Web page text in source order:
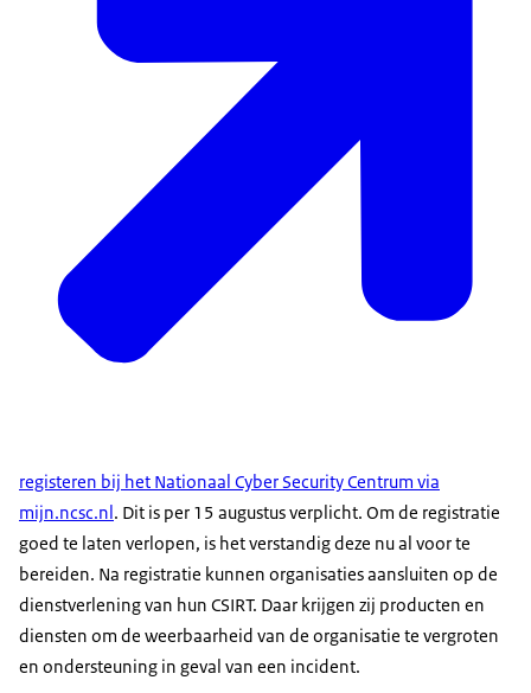
registeren bij het Nationaal Cyber Security Centrum via
mijn.ncsc.nl. Dit is per 15 augustus verplicht. Om de registratie
goed te laten verlopen, is het verstandig deze nu al voor te
bereiden. Na registratie kunnen organisaties aansluiten op de
dienstverlening van hun CSIRT. Daar krijgen zij producten en
diensten om de weerbaarheid van de organisatie te vergroten
en ondersteuning in geval van een incident.